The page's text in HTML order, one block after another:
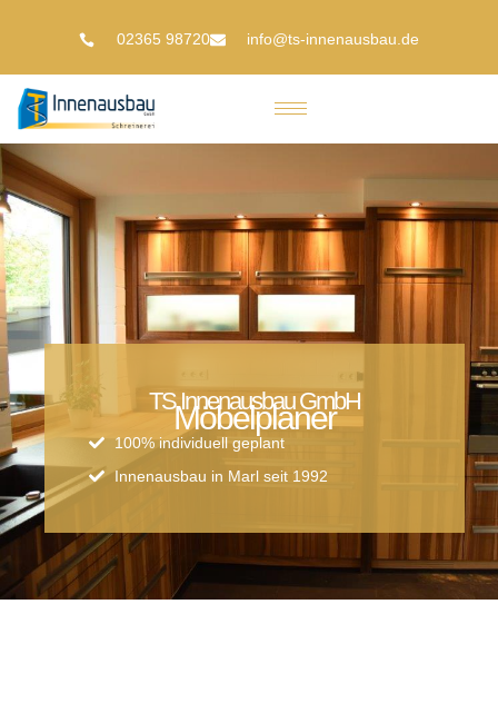
02365 98720 info@ts-innenausbau.de
TS Innenausbau GmbH
Möbelplaner
100% individuell geplant
Innenausbau in Marl seit 1992